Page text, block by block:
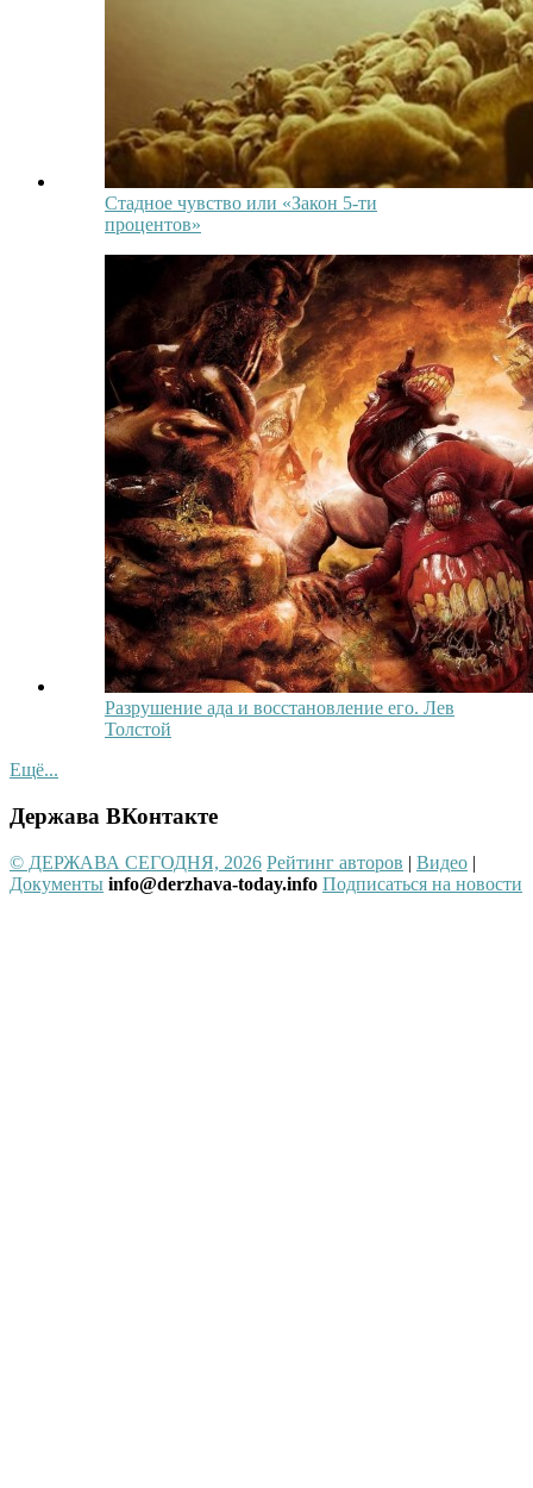
Стадное чувство или «Закон 5-ти
процентов»
Разрушение ада и восстановление его. Лев
Толстой
Ещё...
Держава ВКонтакте
© ДЕРЖАВА СЕГОДНЯ, 2026 Рейтинг авторов | Видео |
Документы info@derzhava-today.info Подписаться на новости